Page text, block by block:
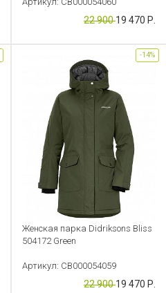
22 90019 470 Р.
Женская парка Didriksons Bliss
504172 Green
Артикул: CB000054059
22 90019 470 Р.
-14%